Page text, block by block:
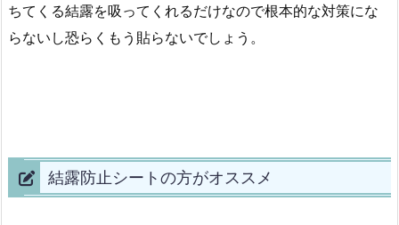
ちてくる結露を吸ってくれるだけなので根本的な対策にな
らないし恐らくもう貼らないでしょう。
結露防止シートの方がオススメ